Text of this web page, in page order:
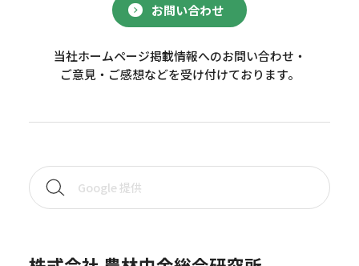
お問い合わせ
当社ホームページ掲載情報へのお問い合わせ・
ご意見・ご感想などを受け付けております。